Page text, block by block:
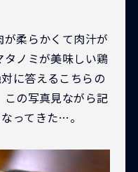
柔らかくて肉汁が
ノミが美味しい鶏
に答えるこちらの
の写真見ながら記
ってきた…。